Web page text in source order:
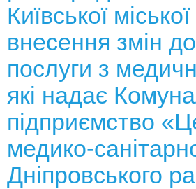
Київської
внесення змін
послуги з
які надає
підприємство
медико-
Дніпровського